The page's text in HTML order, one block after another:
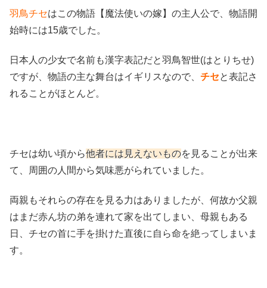
羽鳥チセはこの物語【魔法使いの嫁】の主人公で、物語開
始時には15歳でした。
日本人の少女で名前も漢字表記だと羽鳥智世(はとりちせ)
ですが、物語の主な舞台はイギリスなので、 チセと表記さ
れることがほとんど。
チセは幼い頃から他者には見えないものを見ることが出来
て、周囲の人間から気味悪がられていました。
両親もそれらの存在を見る力はありましたが、何故か父親
はまだ赤ん坊の弟を連れて家を出てしまい、母親もある
日、チセの首に手を掛けた直後に自ら命を絶ってしまいま
す。